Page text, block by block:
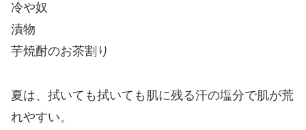
冷や奴
漬物
芋焼酎のお茶割り
夏は、拭いても拭いても肌に残る汗の塩分で肌が荒
れやすい。